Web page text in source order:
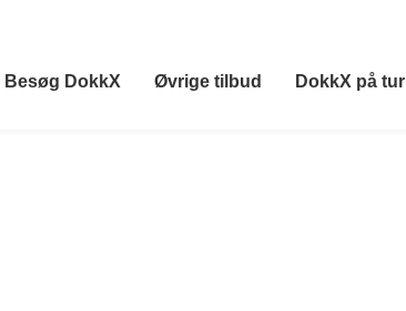
Besøg DokkX Øvrige tilbud DokkX på tur